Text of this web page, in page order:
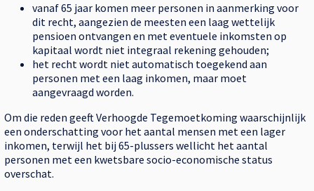
vanaf 65 jaar komen meer personen in aanmerking voor
dit recht, aangezien de meesten een laag wettelijk
pensioen ontvangen en met eventuele inkomsten op
kapitaal wordt niet integraal rekening gehouden;
het recht wordt niet automatisch toegekend aan
personen met een laag inkomen, maar moet
aangevraagd worden.
Om die reden geeft Verhoogde Tegemoetkoming waarschijnlijk
een onderschatting voor het aantal mensen met een lager
inkomen, terwijl het bij 65-plussers wellicht het aantal
personen met een kwetsbare socio-economische status
overschat.